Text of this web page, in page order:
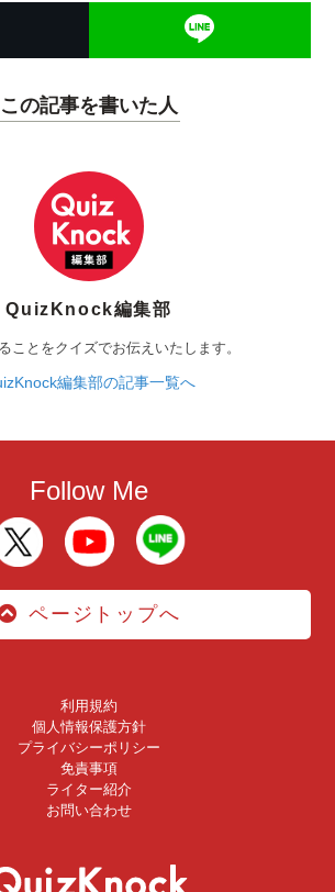
この記事を書いた人
QuizKnock編集部
ことをクイズでお伝えいたします。
編集部の記事一覧へ
Follow Me
ページトップへ
利用規約
個人情報保護方針
プライバシーポリシー
免責事項
ライター紹介
お問い合わせ